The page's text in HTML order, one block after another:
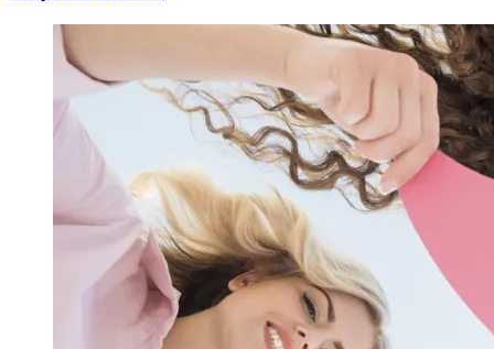
Image